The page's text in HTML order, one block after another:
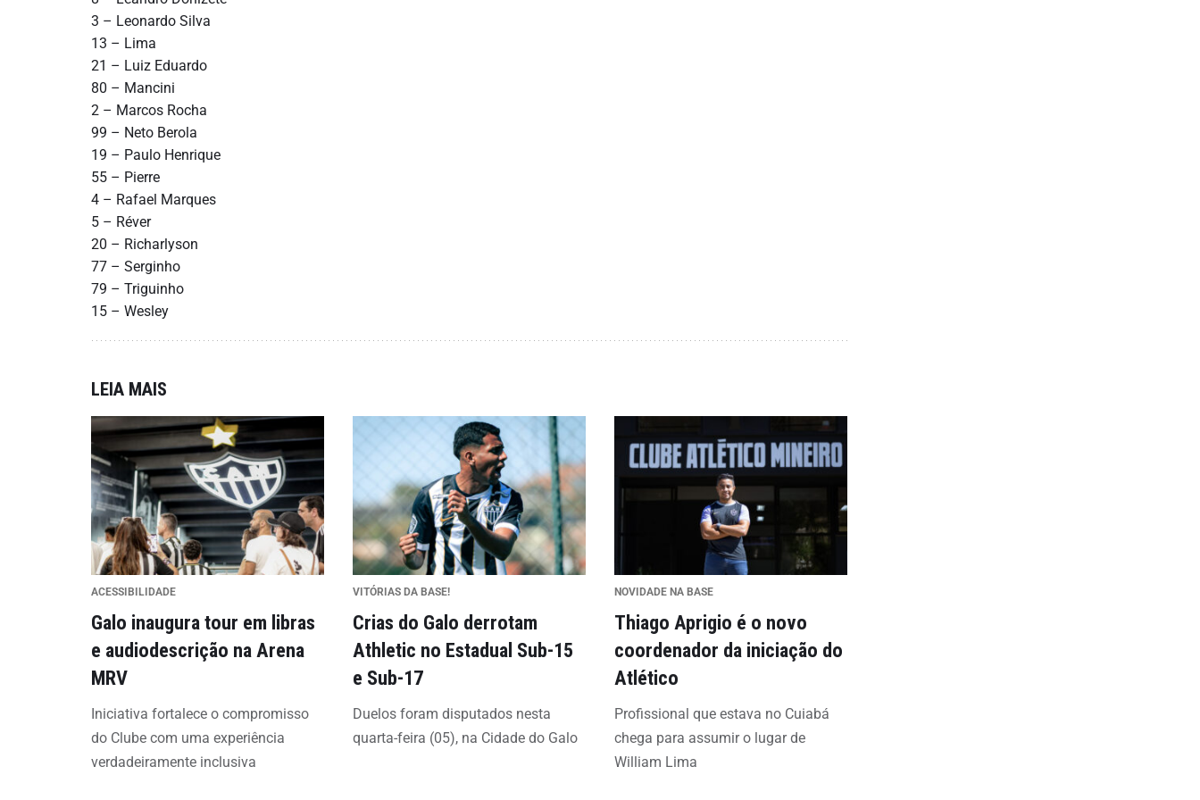
3 – Leonardo Silva
13 – Lima
21 – Luiz Eduardo
80 – Mancini
2 – Marcos Rocha
99 – Neto Berola
19 – Paulo Henrique
55 – Pierre
4 – Rafael Marques
5 – Réver
20 – Richarlyson
77 – Serginho
79 – Triguinho
15 – Wesley
LEIA MAIS
ACESSIBILIDADE
Galo inaugura tour em libras
e audiodescrição na Arena
MRV
Iniciativa fortalece o compromisso
do Clube com uma experiência
verdadeiramente inclusiva
VITÓRIAS DA BASE!
Crias do Galo derrotam
Athletic no Estadual Sub-15
e Sub-17
Duelos foram disputados nesta
quarta-feira (05), na Cidade do Galo
NOVIDADE NA BASE
Thiago Aprigio é o novo
coordenador da iniciação do
Atlético
Profissional que estava no Cuiabá
chega para assumir o lugar de
William Lima